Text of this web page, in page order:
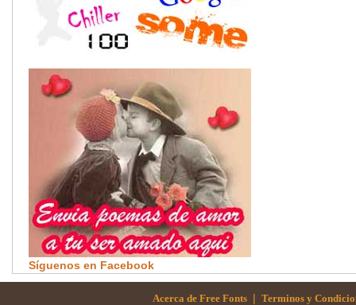
Síguenos en Facebook
Acerca de Free Fonts | Terminos y